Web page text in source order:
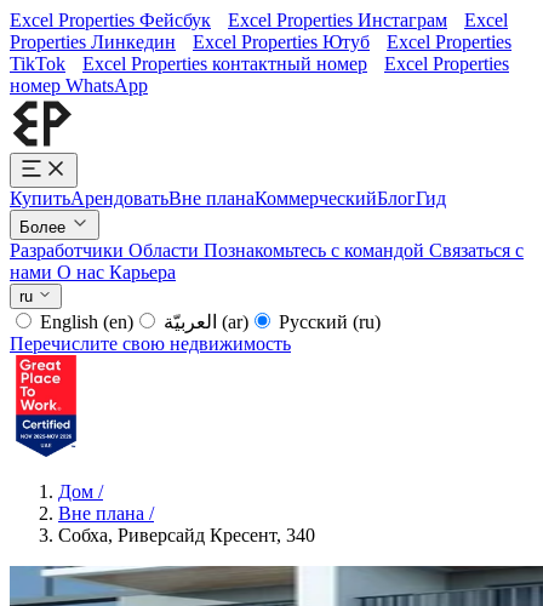
Excel Properties Фейсбук Excel Properties Инстаграм
Excel
Properties Линкедин
Excel Properties Ютуб
Excel Properties
TikTok
Excel Properties контактный номер
Excel Properties
номер WhatsApp
КупитьАрендоватьВне планаКоммерческийБлогГид
Более
Разработчики Области Познакомьтесь с командой Связаться с
нами О нас Карьера
ru
English (en) (ar) Русский (ru)
Перечислите свою недвижимость
Дом /
Вне плана /
Собха, Риверсайд Кресент, 340